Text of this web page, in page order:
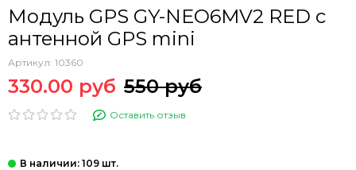
Модуль GPS GY-NEO6MV2 RED с
антенной GPS mini
Артикул: 10360
330.00 руб 550 руб
Оставить отзыв
: 109 шт.